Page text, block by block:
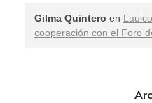
Gilma Quintero en
cooperación con el Foro